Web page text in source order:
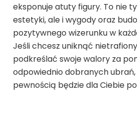
eksponuje atuty figury. To nie
estetyki, ale i wygody oraz
pozytywnego wizerunku w
Jeśli chcesz uniknąć
podkreślać swoje walory za
odpowiednio dobranych ubrań,
pewnością będzie dla Ciebie